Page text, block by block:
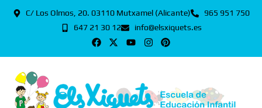
C/ Los Olmos, 20. 03110 Mutxamel (Alicante)
965 951 750
647 21 30 12
info@elsxiquets.es